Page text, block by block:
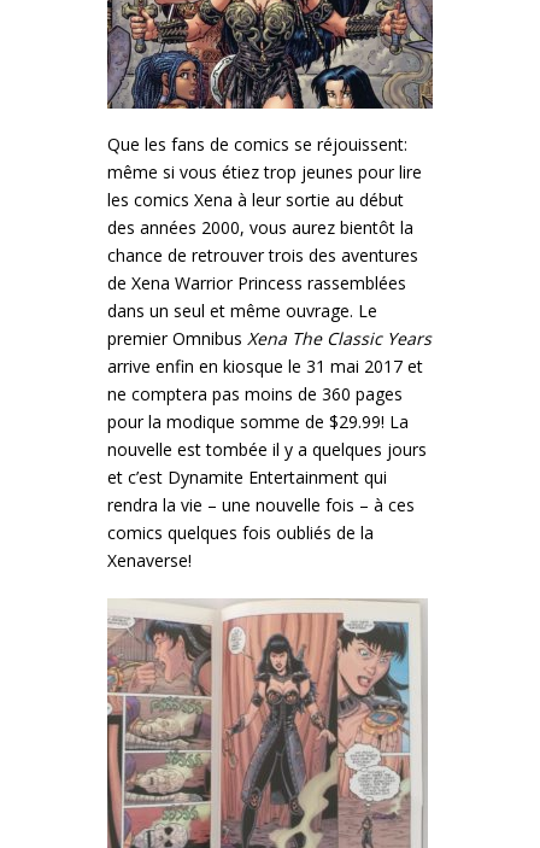
Que les fans de comics se réjouissent:
même si vous étiez trop jeunes pour lire
les comics Xena à leur sortie au début
des années 2000, vous aurez bientôt la
chance de retrouver trois des aventures
de Xena Warrior Princess rassemblées
dans un seul et même ouvrage. Le
premier Omnibus Xena The Classic Years
arrive enfin en kiosque le 31 mai 2017 et
ne comptera pas moins de 360 pages
pour la modique somme de $29.99! La
nouvelle est tombée il y a quelques jours
et c’est Dynamite Entertainment qui
rendra la vie – une nouvelle fois – à ces
comics quelques fois oubliés de la
Xenaverse!